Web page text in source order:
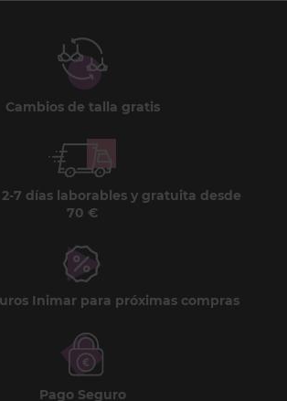
Cambios de talla gratis
7 días laborables y gratuita desde
70 €
Inimar para próximas compras
Pago Seguro